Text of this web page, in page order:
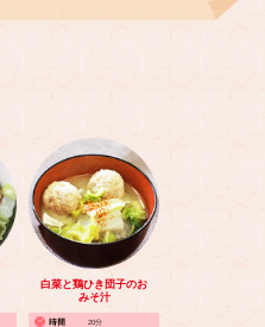
白菜と鶏ひき団子のお
みそ汁
20分